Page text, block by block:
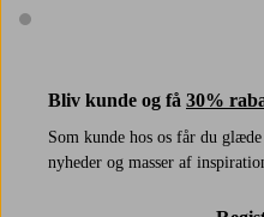
1 farve
Bliv kunde og få 30%
Som kunde hos os får du
nyheder og masser af